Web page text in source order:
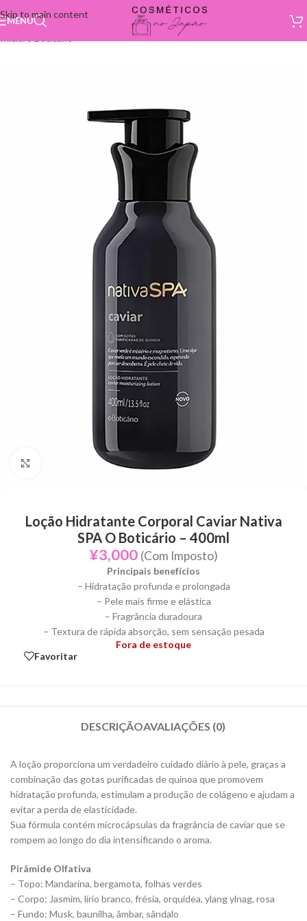
Skip to main content
MENU
Click to enlarge
Loção Hidratante Corporal Caviar Nativa
SPA O Boticário – 400ml
¥3,000 (Com Imposto)
Principais benefícios
– Hidratação profunda e prolongada
– Pele mais firme e elástica
– Fragrância duradoura
– Textura de rápida absorção, sem sensação pesada
Fora de estoque
Favoritar
DESCRIÇÃOAVALIAÇÕES (0)
A loção proporciona um verdadeiro cuidado diário à pele, graças a
combinação das gotas purificadas de quinoa que promovem
hidratação profunda, estimulam a produção de colágeno e ajudam a
evitar a perda de elasticidade.
Sua fórmula contém microcápsulas da fragrância de caviar que se
rompem ao longo do dia intensificando o aroma.
Pirâmide Olfativa
– Topo: Mandarina, bergamota, folhas verdes
– Corpo: Jasmim, lírio branco, frésia, orquídea, ylang ylnag, rosa
– Fundo: Musk, baunilha, âmbar, sândalo